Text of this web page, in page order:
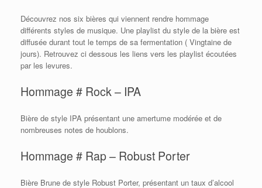
Découvrez nos six bières qui viennent rendre hommage
différents styles de musique. Une playlist du style de la bière est
diffusée durant tout le temps de sa fermentation ( Vingtaine de
jours). Retrouvez ci dessous les liens vers les playlist écoutées
par les levures.
Hommage # Rock – IPA
Bière de style IPA présentant une amertume modérée et de
nombreuses notes de houblons.
Hommage # Rap – Robust Porter
Bière Brune de style Robust Porter, présentant un taux d’alcool